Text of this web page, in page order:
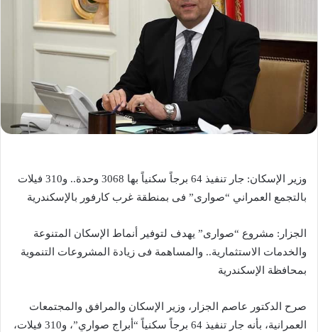
وزير الإسكان: جار تنفيذ 64 برجاً سكنياً بها 3068 وحدة.. و310 فيلات
بالتجمع العمراني “صوارى” فى بمنطقة غرب كارفور بالإسكندرية
الجزار: مشروع “صوارى” يهدف لتوفير أنماط الإسكان المتنوعة
والخدمات الاستثمارية.. والمساهمة فى زيادة المشروعات التنموية
بمحافظة الإسكندرية
صرح الدكتور عاصم الجزار، وزير الإسكان والمرافق والمجتمعات
العمرانية، بأنه جار تنفيذ 64 برجاً سكنياً “أبراج صواري”، و310 فيلات،